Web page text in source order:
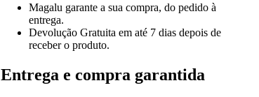
Magalu garante a sua compra, do pedido à
entrega.
Devolução Gratuita em até 7 dias depois de
receber o produto.
Entrega e compra garantida